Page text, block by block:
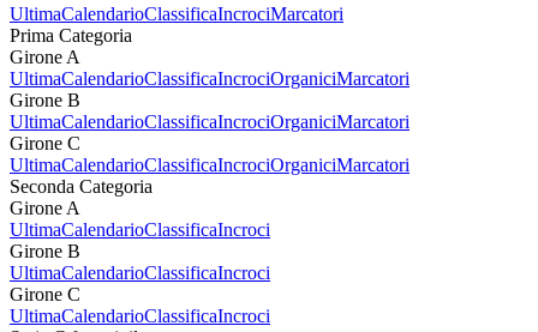
UltimaCalendarioClassificaIncrociMarcatori
Prima Categoria
Girone A
UltimaCalendarioClassificaIncrociOrganiciMarcatori
Girone B
UltimaCalendarioClassificaIncrociOrganiciMarcatori
Girone C
UltimaCalendarioClassificaIncrociOrganiciMarcatori
Seconda Categoria
Girone A
UltimaCalendarioClassificaIncroci
Girone B
UltimaCalendarioClassificaIncroci
Girone C
UltimaCalendarioClassificaIncroci